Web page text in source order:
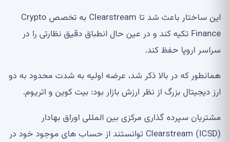
این ساختار باعث شد تا Clearstream به تخصص Crypto
Finance تکیه کند و در عین حال انطباق دقیق نظارتی را در
سراسر اروپا حفظ کند.
همانطور که در بالا ذکر شد، عرضه اولیه به شدت محدود به دو
ارز دیجیتال بزرگ از نظر ارزش بازار بود: بیت کوین و اتریوم.
مشتریان سپرده گذاری مرکزی بین المللی اوراق بهادار
Clearstream (ICSD) توانستند از حساب های موجود خود در